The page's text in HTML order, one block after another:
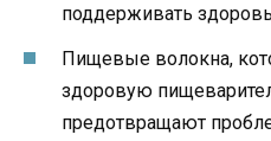
поддерживать
Пищевые волокна,
здоровую
предотвращают